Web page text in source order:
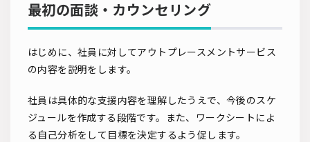
最初の面談・カウンセリング
はじめに、社員に対してアウトプレースメントサービス
の内容を説明をします。
社員は具体的な支援内容を理解したうえで、今後のスケ
ジュールを作成する段階です。また、ワークシートによ
る自己分析をして目標を決定するよう促します。